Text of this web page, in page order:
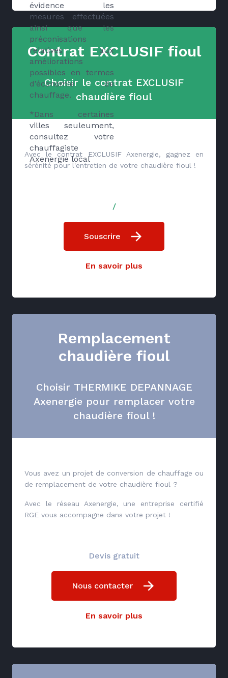
évidence les
mesures effectuées
ainsi que les
préconisations
relatives aux
améliorations
possibles en termes
d’économie de
chauffage.
*Dans certaines
villes seuleument,
consultez votre
chauffagiste
Axenergie local
Contrat EXCLUSIF fioul
Choisir le contrat EXCLUSIF
chaudière fioul
Avec le contrat EXCLUSIF Axenergie, gagnez en
sérénité pour l'entretien de votre chaudière fioul !
/
Souscrire
En savoir plus
Remplacement
chaudière fioul
Choisir THERMIKE DEPANNAGE
Axenergie pour remplacer votre
chaudière fioul !
Vous avez un projet de conversion de chauffage ou
de remplacement de votre chaudière fioul ?
Avec le réseau Axenergie, une entreprise certifié
RGE vous accompagne dans votre projet !
Devis gratuit
Nous contacter
En savoir plus